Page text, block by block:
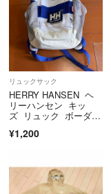
リュックサック
HERRY HANSEN ヘ
リーハンセン キッ
ズ リュック ボーダ
¥1,200